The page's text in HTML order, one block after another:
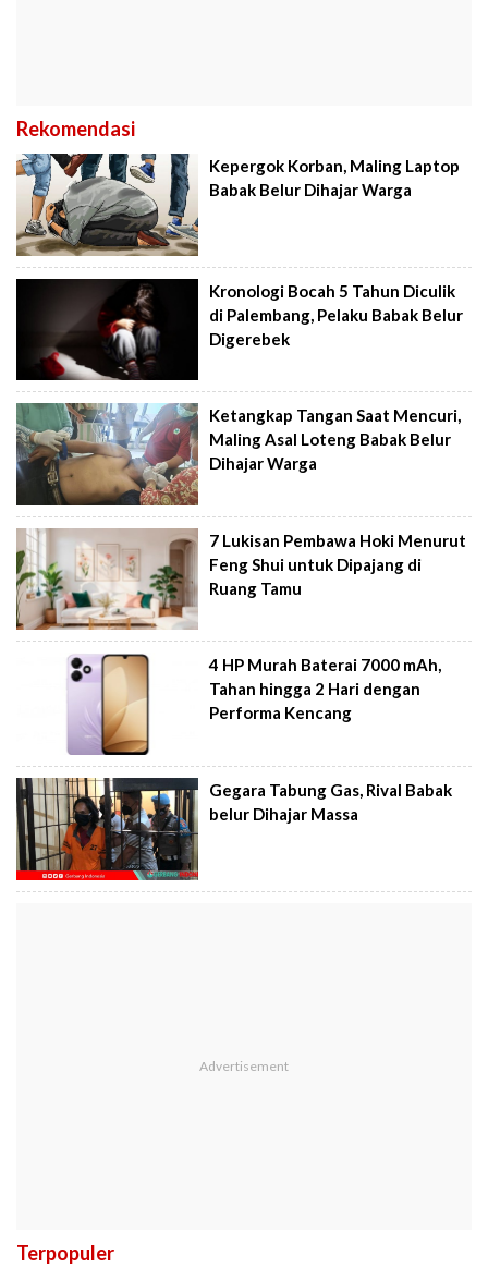
Rekomendasi
Kepergok Korban, Maling Laptop
Babak Belur Dihajar Warga
Kronologi Bocah 5 Tahun Diculik
di Palembang, Pelaku Babak Belur
Digerebek
Ketangkap Tangan Saat Mencuri,
Maling Asal Loteng Babak Belur
Dihajar Warga
7 Lukisan Pembawa Hoki Menurut
Feng Shui untuk Dipajang di
Ruang Tamu
4 HP Murah Baterai 7000 mAh,
Tahan hingga 2 Hari dengan
Performa Kencang
Gegara Tabung Gas, Rival Babak
belur Dihajar Massa
Terpopuler